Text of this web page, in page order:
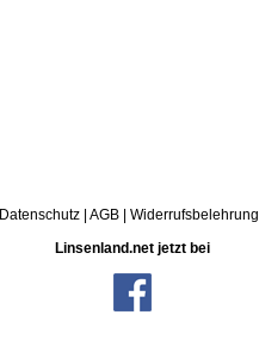
Datenschutz AGB Widerrufsbelehrung
Linsenland.net jetzt bei